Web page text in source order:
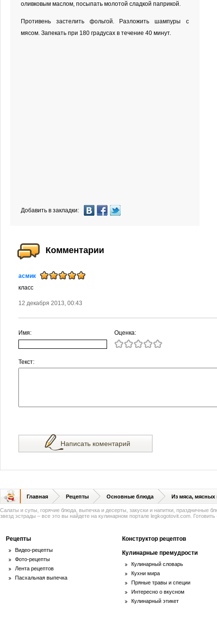
оливковым маслом, посыпать молотой сладкой паприкой.
Противень застелить фольгой. Разложить шампуры с
мясом. Запекать при 180 градусах в течение 40 минут.
Добавить в закладки:
Комментарии
асмик
класс
12 декабря 2013, 00:43
Имя: Оценка:
Текст:
Написать коментарий
Главная Рецепты Основные блюда Из мяса, мясных
Салаты и супы, горячие блюда, выпечка и десерты, закуски и напитки, праздничные
звезд эстрады – все это вы найдете на кулинарном портале legkogotovit.com. Готовить
Рецепты
Видео-рецепты
Фото-рецепты
Лента рецептов
Пасхальная выпечка
Конструктор рецептов
Кулинарные премудрости
Кулинарный словарь
Кухни мира
Пряные травы и специи
Интересно о вкусном
Кулинарный этикет